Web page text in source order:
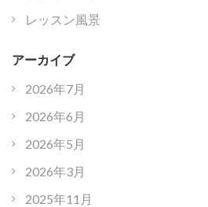
レッスン風景
アーカイブ
2026年7月
2026年6月
2026年5月
2026年3月
2025年11月